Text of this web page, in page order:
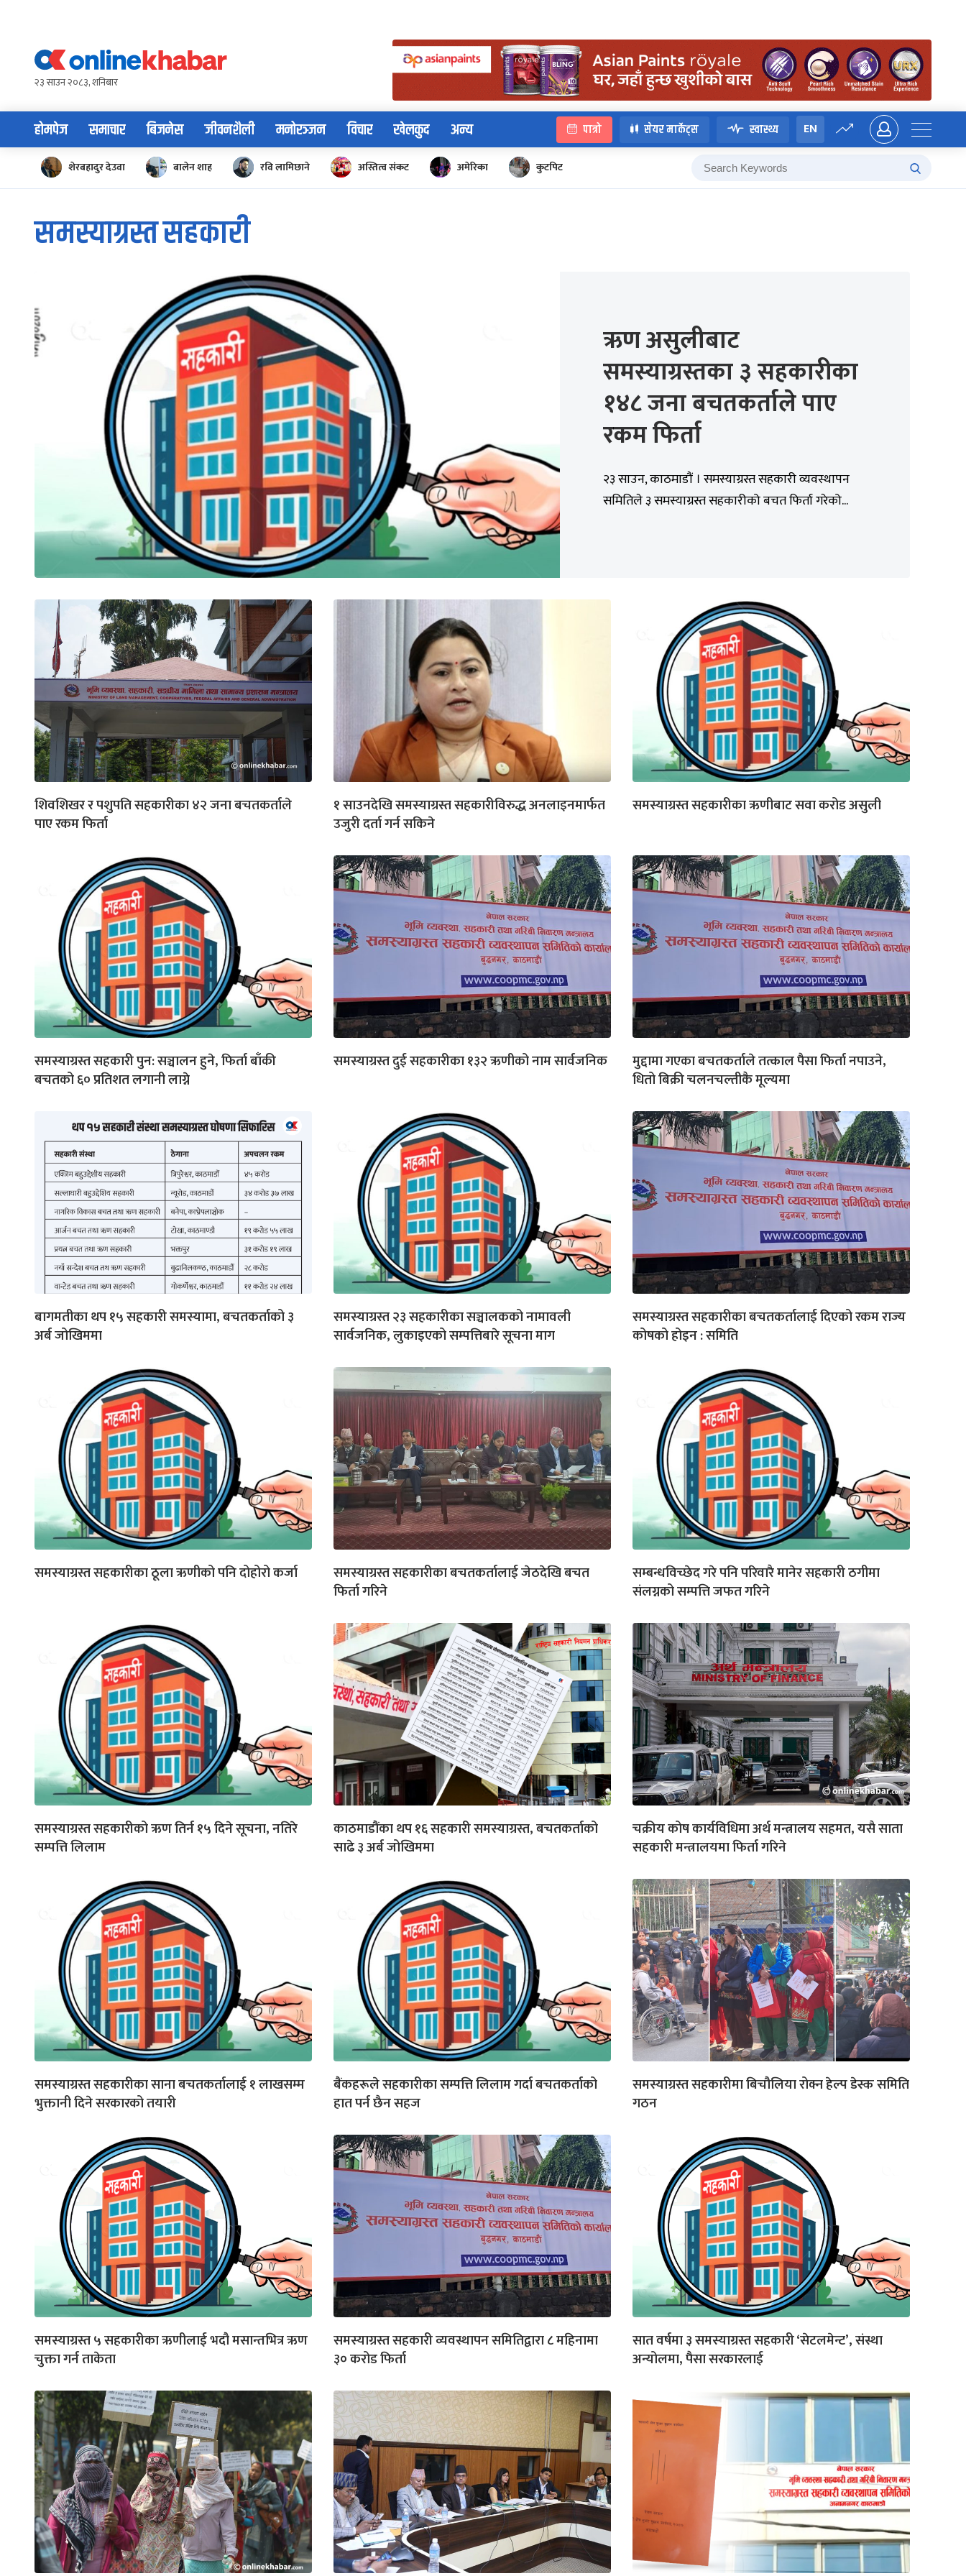
content२३ साउन २०८३, शनिबार
होमपेज समाचार बिजनेस जीवनशैली मनोरञ्जन विचार खेलकुद अन्य पात्रो सेयर मार्केट्स स्वास्थ्य EN
शेरबहादुर देउवा बालेन शाह रवि लामिछाने अस्तित्व संकट अमेरिका कुटपिट
समस्याग्रस्त सहकारी
ऋण असुलीबाट
समस्याग्रस्तका ३ सहकारीका
१४८ जना बचतकर्ताले पाए
रकम फिर्ता
२३ साउन, काठमाडौं । समस्याग्रस्त सहकारी व्यवस्थापन
समितिले ३ समस्याग्रस्त सहकारीको बचत फिर्ता गरेको...
शिवशिखर र पशुपति सहकारीका ४२ जना बचतकर्ताले
पाए रकम फिर्ता
१ साउनदेखि समस्याग्रस्त सहकारीविरुद्ध अनलाइनमार्फत
उजुरी दर्ता गर्न सकिने
समस्याग्रस्त सहकारीका ऋणीबाट सवा करोड असुली
समस्याग्रस्त सहकारी पुन: सञ्चालन हुने, फिर्ता बाँकी
बचतको ६० प्रतिशत लगानी लाग्ने
समस्याग्रस्त दुई सहकारीका १३२ ऋणीको नाम सार्वजनिक
मुद्दामा गएका बचतकर्ताले तत्काल पैसा फिर्ता नपाउने,
धितो बिक्री चलनचल्तीकै मूल्यमा
बागमतीका थप १५ सहकारी समस्यामा, बचतकर्ताको ३
अर्ब जोखिममा
समस्याग्रस्त २३ सहकारीका सञ्चालकको नामावली
सार्वजनिक, लुकाइएको सम्पत्तिबारे सूचना माग
समस्याग्रस्त सहकारीका बचतकर्तालाई दिएको रकम राज्य
कोषको होइन : समिति
समस्याग्रस्त सहकारीका ठूला ऋणीको पनि दोहोरो कर्जा
समस्याग्रस्त सहकारीका बचतकर्तालाई जेठदेखि बचत
फिर्ता गरिने
सम्बन्धविच्छेद गरे पनि परिवारै मानेर सहकारी ठगीमा
संलग्नको सम्पत्ति जफत गरिने
समस्याग्रस्त सहकारीको ऋण तिर्न १५ दिने सूचना, नतिरे
सम्पत्ति लिलाम
काठमाडौंका थप १६ सहकारी समस्याग्रस्त, बचतकर्ताको
साढे ३ अर्ब जोखिममा
चक्रीय कोष कार्यविधिमा अर्थ मन्त्रालय सहमत, यसै साता
सहकारी मन्त्रालयमा फिर्ता गरिने
समस्याग्रस्त सहकारीका साना बचतकर्तालाई १ लाखसम्म
भुक्तानी दिने सरकारको तयारी
बैंकहरूले सहकारीका सम्पत्ति लिलाम गर्दा बचतकर्ताको
हात पर्न छैन सहज
समस्याग्रस्त सहकारीमा बिचौलिया रोक्न हेल्प डेस्क समिति
गठन
समस्याग्रस्त ५ सहकारीका ऋणीलाई भदौ मसान्तभित्र ऋण
चुक्ता गर्न ताकेता
समस्याग्रस्त सहकारी व्यवस्थापन समितिद्वारा ८ महिनामा
३० करोड फिर्ता
सात वर्षमा ३ समस्याग्रस्त सहकारी ‘सेटलमेन्ट’, संस्था
अन्योलमा, पैसा सरकारलाई